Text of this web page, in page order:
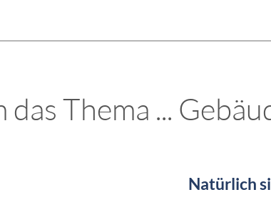
Thema ...
Natürlich